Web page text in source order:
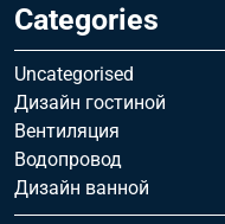
Categories
Uncategorised
Дизайн гостиной
Вентиляция
Водопровод
Дизайн ванной